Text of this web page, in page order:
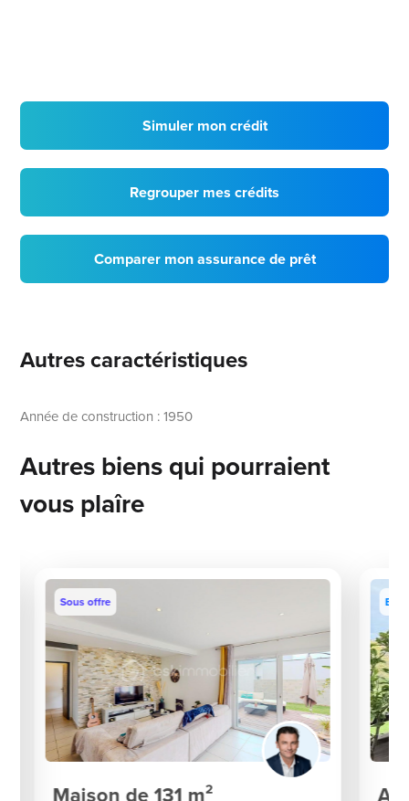
Simuler mon crédit
Regrouper mes crédits
Comparer mon assurance de prêt
Autres caractéristiques
Année de construction : 1950
Autres biens qui pourraient
vous plaîre
Sous offre